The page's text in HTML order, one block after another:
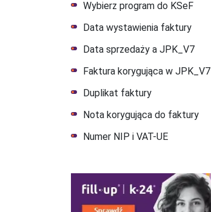
Wybierz program do KSeF
Data wystawienia faktury
Data sprzedaży a JPK_V7
Faktura korygująca w JPK_V7
Duplikat faktury
Nota korygująca do faktury
Numer NIP i VAT-UE